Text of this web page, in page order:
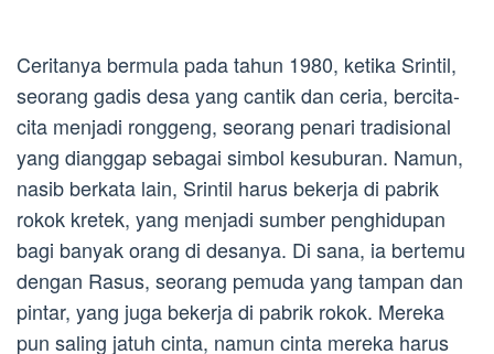
Ceritanya bermula pada tahun 1980, ketika Srintil,
seorang gadis desa yang cantik dan ceria, bercita-
cita menjadi ronggeng, seorang penari tradisional
yang dianggap sebagai simbol kesuburan. Namun,
nasib berkata lain, Srintil harus bekerja di pabrik
rokok kretek, yang menjadi sumber penghidupan
bagi banyak orang di desanya. Di sana, ia bertemu
dengan Rasus, seorang pemuda yang tampan dan
pintar, yang juga bekerja di pabrik rokok. Mereka
pun saling jatuh cinta, namun cinta mereka harus